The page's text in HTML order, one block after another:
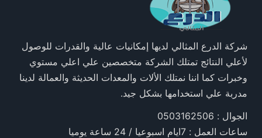
شركة الدرع المثالي لديها إمكانيات عالية والقدرات للوصول
لأعلي النتائج تمتلك الشركة متخصصين علي اعلي مستوي
وخبرات كما اننا نمتلك الألات والمعدات الحديثة والعمالة لدينا
مدربة علي استخدامها بشكل جيد.
الجوال : 0503162506
ساعات العمل : 7ايام اسبوعيا / 24 ساعة يوميا